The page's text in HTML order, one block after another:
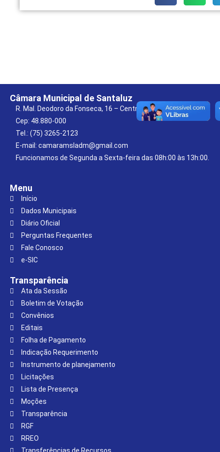
Câmara Municipal de Santaluz
R. Mal. Deodoro da Fonseca, 16 – Centro
Cep: 48.880-000
Tel.: (75) 3265-2123
E-mail: camaramsladm@gmail.com
Funcionamos de Segunda a Sexta-feira das 08h:00 às 13h:00.
Menu
Início
Dados Municipais
Diário Oficial
Perguntas Frequentes
Fale Conosco
e-SIC
Transparência
Ata da Sessão
Boletim de Votação
Convênios
Editais
Folha de Pagamento
Indicação Requerimento
Instrumento de planejamento
Licitações
Lista de Presença
Moções
Transparência
RGF
RREO